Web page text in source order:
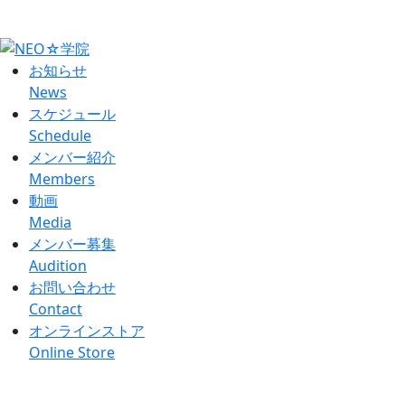
お知らせ
News
スケジュール
Schedule
メンバー紹介
Members
動画
Media
メンバー募集
Audition
お問い合わせ
Contact
オンラインストア
Online Store